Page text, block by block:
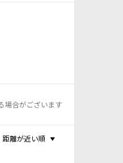
場合がございます
距離が近い順